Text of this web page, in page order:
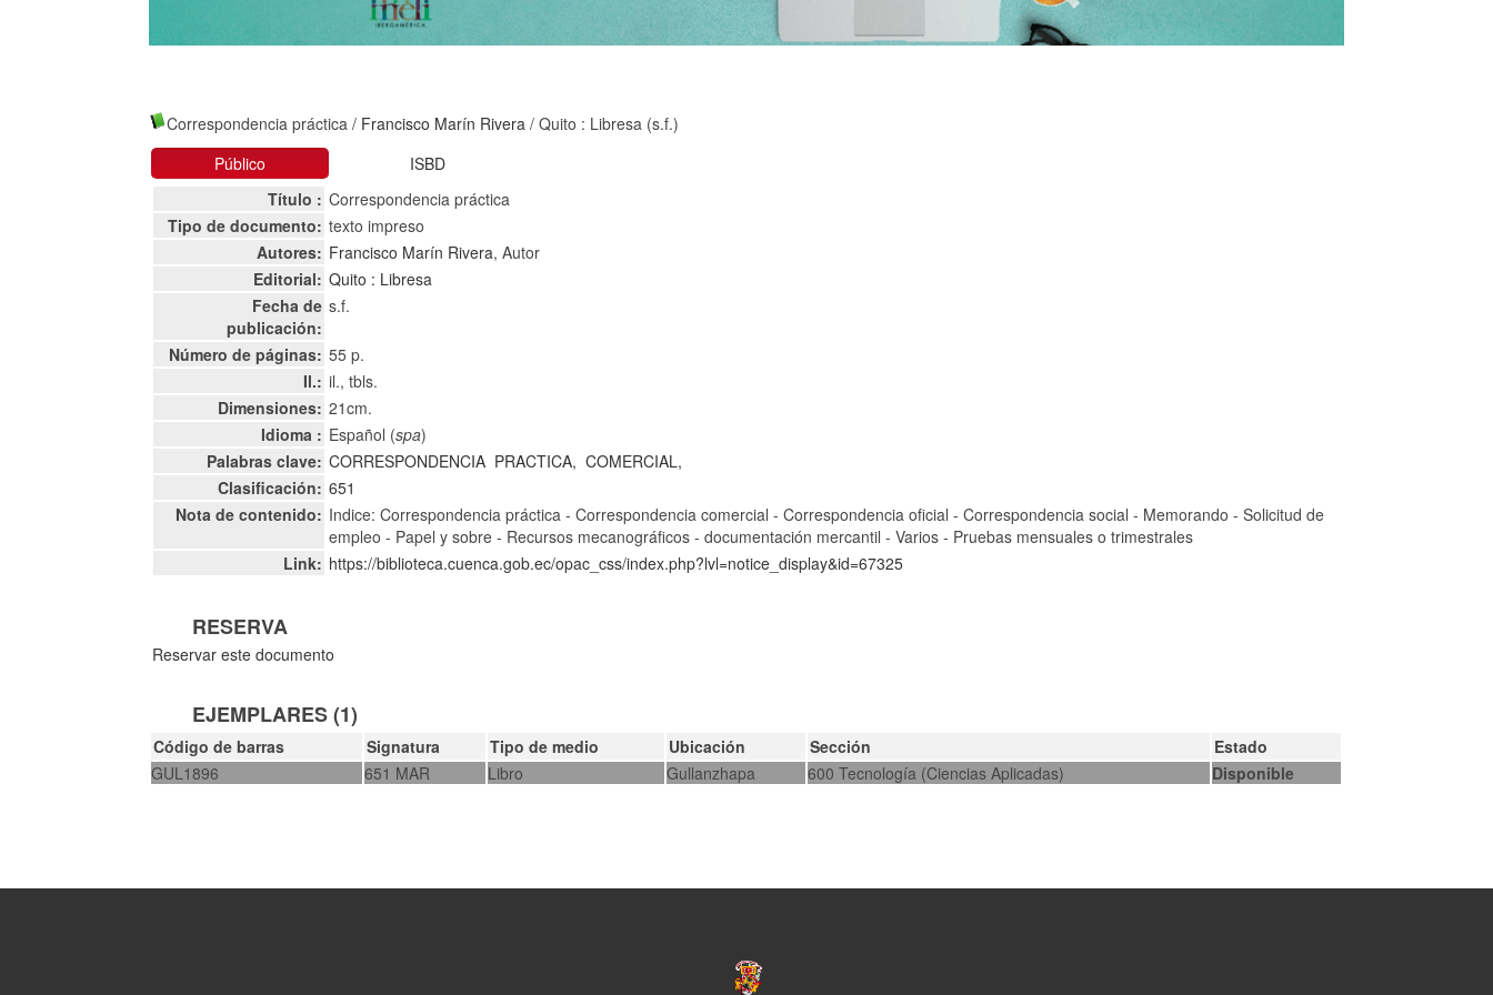
Correspondencia práctica / Francisco Marín Rivera / Quito : Libresa (s.f.)
Público
ISBD
Título : Correspondencia práctica
Tipo de documento: texto impreso
Autores: Francisco Marín Rivera, Autor
Editorial: Quito : Libresa
Fecha de
publicación:
s.f.
Número de páginas: 55 p.
Il.: il., tbls.
Dimensiones: 21cm.
Idioma : Español (spa)
Palabras clave: CORRESPONDENCIA PRACTICA, COMERCIAL,
Clasificación: 651
Nota de contenido: Indice: Correspondencia práctica - Correspondencia comercial - Correspondencia oficial - Correspondencia social - Memorando - Solicitud de
empleo - Papel y sobre - Recursos mecanográficos - documentación mercantil - Varios - Pruebas mensuales o trimestrales
Link: https://biblioteca.cuenca.gob.ec/opac_css/index.php?lvl=notice_display&id=67325
RESERVA
Reservar este documento
EJEMPLARES (1)
Código de barras Signatura Tipo de medio Ubicación Sección
Estado
GUL1896
651 MAR Libro Gullanzhapa 600 Tecnología (Ciencias Aplicadas) Disponible